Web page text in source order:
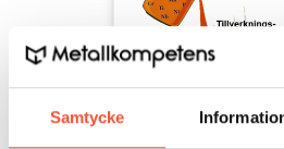
Samtycke